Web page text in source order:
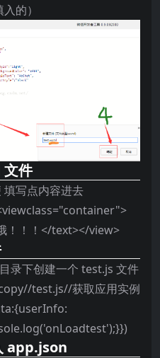
的）
件
填写点内容进去
！！！</text></view>
录下创建一个 test.js 文件
test.js//获取应用实例
app.json